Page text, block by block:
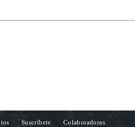
Suscríbete Colaboradoras